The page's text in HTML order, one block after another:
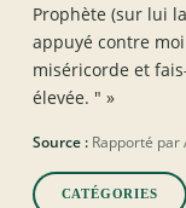
Prophète (sur lui
appuyé contre
miséricorde et
élevée. " »
Source :Rapporté par
CATÉGORIES